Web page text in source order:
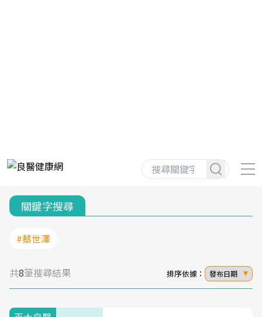
關鍵字搜尋
#蔡世澤
共8筆搜尋結果 排序依據： 發布日期